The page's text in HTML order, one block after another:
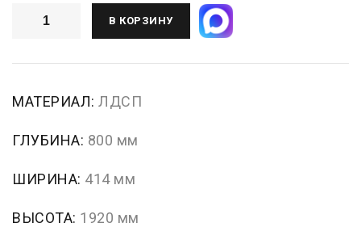
В КОРЗИНУ
МАТЕРИАЛ: ЛДСП
ГЛУБИНА: 800 мм
ШИРИНА: 414 мм
ВЫСОТА: 1920 мм